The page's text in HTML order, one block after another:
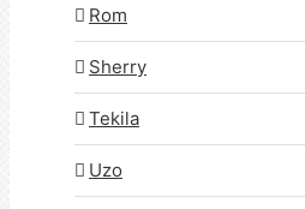
Rom
Sherry
Tekila
Uzo